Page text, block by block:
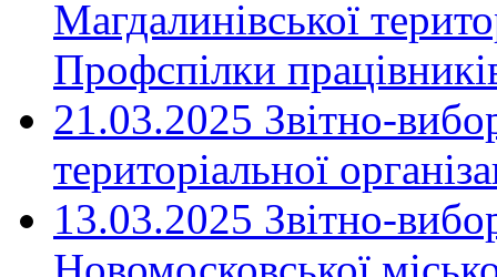
Магдалинівської
Профспілки
21.03.2025 Звітно-
територіальної
13.03.2025 Звітно-